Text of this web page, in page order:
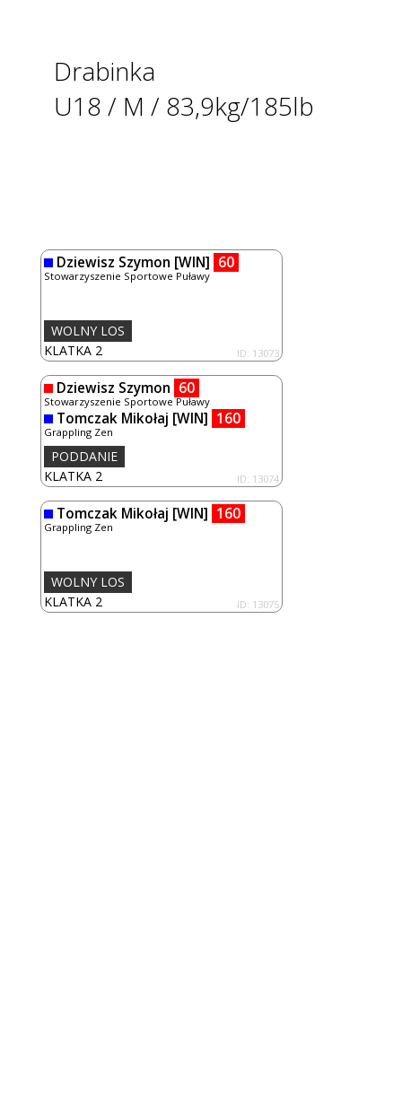
Drabinka
U18 / M / 83,9kg/185lb
Dziewisz Szymon [WIN] 60
Stowarzyszenie Sportowe Puławy
KLATKA 2 ID: 13073
WOLNY LOS
Dziewisz Szymon 60
Stowarzyszenie Sportowe Puławy
Tomczak Mikołaj [WIN] 160
Grappling Zen
KLATKA 2 ID: 13074
PODDANIE
Tomczak Mikołaj [WIN] 160
Grappling Zen
KLATKA 2 ID: 13075
WOLNY LOS